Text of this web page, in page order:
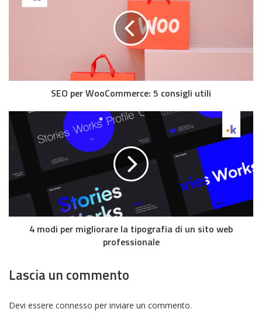
SEO per WooCommerce: 5 consigli utili
4 modi per migliorare la tipografia di un sito web
professionale
Lascia un commento
Devi essere connesso per inviare un commento.